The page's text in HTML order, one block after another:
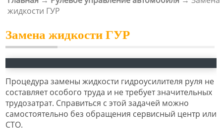
ВЫ ЗДЕСЬ
жидкости ГУР
Замена жидкости ГУР
Процедура замены жидкости гидроусилителя руля не
составляет особого труда и не требует значительных
трудозатрат. Справиться с этой задачей можно
самостоятельно без обращения сервисный центр или
СТО.